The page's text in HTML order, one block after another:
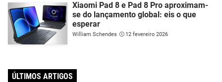
Xiaomi Pad 8 e Pad 8 Pro aproximam-
se do lançamento global: eis o que
esperar
William Schendes 12 fevereiro 2026
ÚLTIMOS ARTIGOS